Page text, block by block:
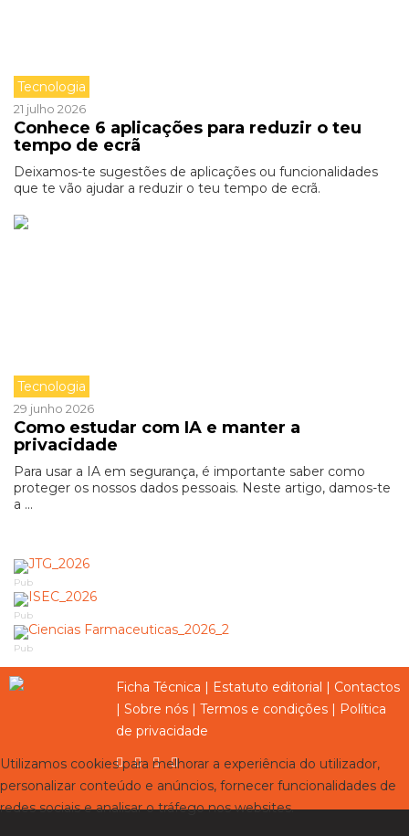
Tecnologia
21 julho 2026
Conhece 6 aplicações para reduzir o teu
tempo de ecrã
Deixamos-te sugestões de aplicações ou funcionalidades
que te vão ajudar a reduzir o teu tempo de ecrã.
Tecnologia
29 junho 2026
Como estudar com IA e manter a
privacidade
Para usar a IA em segurança, é importante saber como
proteger os nossos dados pessoais. Neste artigo, damos-te
a ...
Pub
Pub
Pub
Ficha Técnica | Estatuto editorial | Contactos
| Sobre nós | Termos e condições | Política
de privacidade
Utilizamos cookies para melhorar a experiência do utilizador,
personalizar conteúdo e anúncios, fornecer funcionalidades de
redes sociais e analisar o tráfego nos websites.